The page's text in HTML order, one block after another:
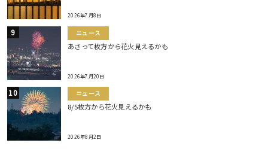
2026年7月8日
ニュース
あさって枚方から花火見えるかも
2026年7月20日
ニュース
8/5枚方から花火見えるかも
2026年8月2日